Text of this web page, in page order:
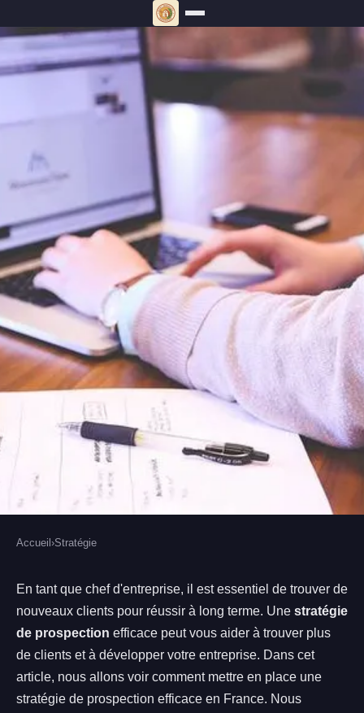
Comment mettre en place une
stratégie de prospection efficace
en France
Armand •8 février 2023•2 min de lecture
Accueil ›Stratégie
En tant que chef d'entreprise, il est essentiel de trouver de
nouveaux clients pour réussir à long terme. Une stratégie
de prospection efficace peut vous aider à trouver plus
de clients et à développer votre entreprise. Dans cet
article, nous allons voir comment mettre en place une
stratégie de prospection efficace en France. Nous